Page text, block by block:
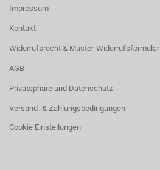
Impressum
Kontakt
Widerrufsrecht & Muster-Widerrufsformular
AGB
Privatsphäre und Datenschutz
Versand- & Zahlungsbedingungen
Cookie Einstellungen